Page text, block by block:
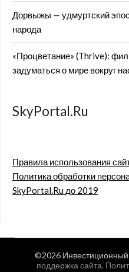
Дорвыжы — удмуртский
народа
«Процветание» (Thrive):
задуматься о мире вокруг
SkyPortal.Ru
Правила использования
Политика обработки
SkyPortal.Ru до 2019
©2026 Инвестиционный
поддержка сайта.